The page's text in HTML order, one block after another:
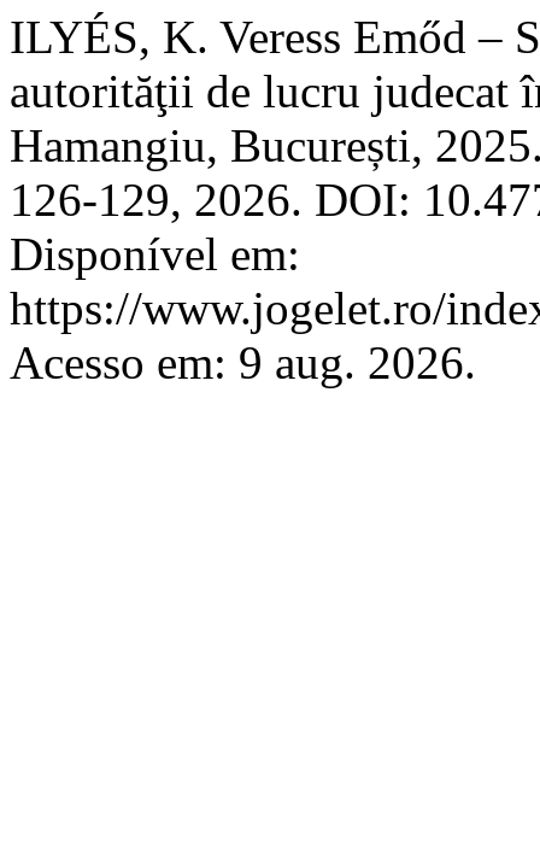
ILYÉS, K. Veress Emőd –
autorităţii de lucru judecat
Hamangiu, București,
126-129, 2026. DOI:
Disponível em:
https://www.jogelet.ro/
Acesso em: 9 aug. 2026.